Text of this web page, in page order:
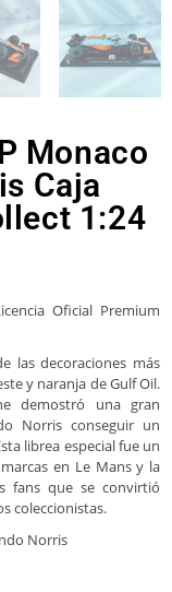
Monaco
Caja
1:24
Oficial Premium
las decoraciones más
y naranja de Gulf Oil.
demostró una gran
Norris conseguir un
librea especial fue un
en Le Mans y la
fans que se convirtió
coleccionistas.
Norris